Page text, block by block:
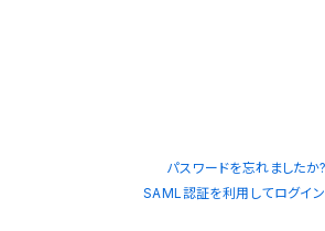
パスワードを忘れましたか?
SAML認証を利用してログイン